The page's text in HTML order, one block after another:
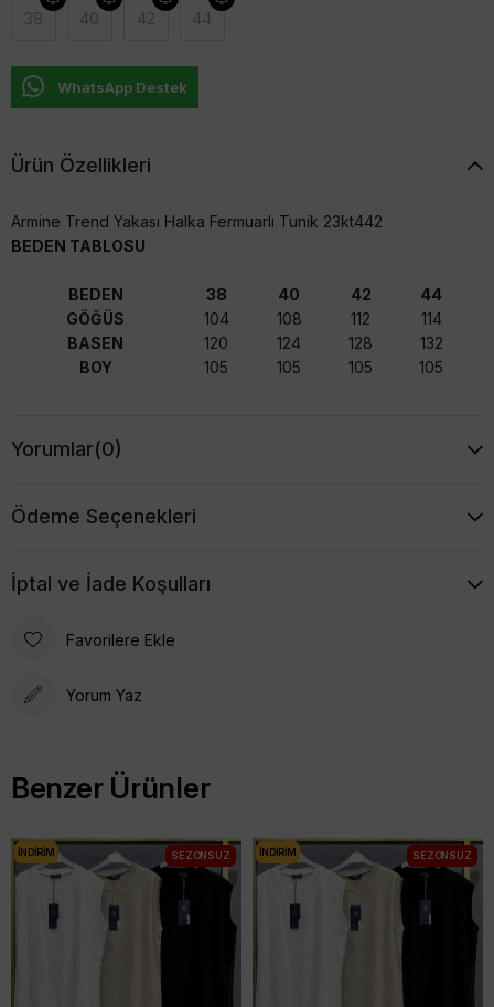
38 40 42 44
WhatsApp Destek
Ürün Özellikleri
Armine Trend Yakası Halka Fermuarlı Tunik 23kt442
BEDEN TABLOSU
BEDEN 38 40 42
44
GÖĞÜS
104 108 112
114
BASEN
120 124 128
132
BOY
105 105 105 105
Yorumlar(0)
Ödeme Seçenekleri
İptal ve İade Koşulları
Favorilere Ekle
Yorum Yaz
Benzer Ürünler
İNDIRIM SEZONSUZ İNDIRIM SEZONSUZ